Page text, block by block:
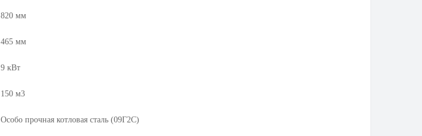
820 мм
465 мм
9 кВт
150 м3
Особо прочная котловая сталь (09Г2С)